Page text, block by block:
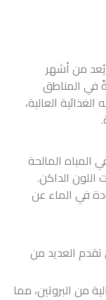
يُعد من أشهر
في المناطق
العالية،
المياه المالحة
اللون الداكن.
في الماء عن
تقدم العديد من
من البروتين، مما